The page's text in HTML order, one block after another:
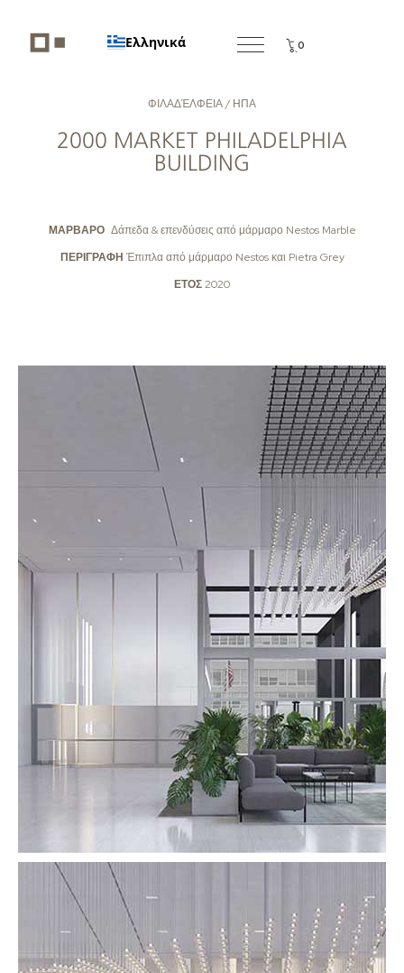
Ελληνικά 0
ΦΙΛΑΔΈΛΦΕΙΑ / ΗΠΑ
2000 MARKET PHILADELPHIA
BUILDING
ΜΑΡΒΑΡΟ Δάπεδα & επενδύσεις από μάρμαρο Nestos Marble
ΠΕΡΙΓΡΑΦΗ Έπιπλα από μάρμαρο Nestos και Pietra Grey
ΕΤΟΣ2020